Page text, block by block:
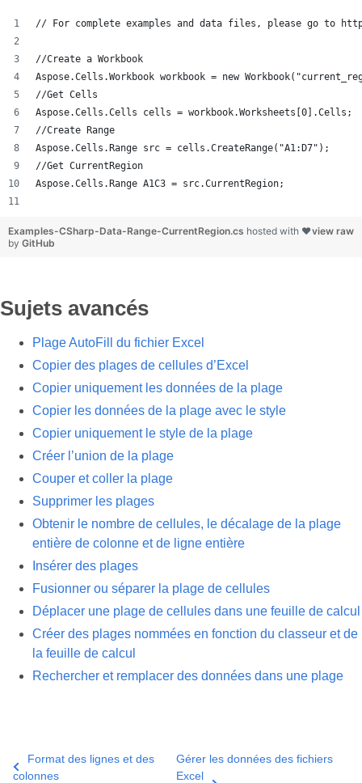
// For complete examples and data files, please go to
//Create a Workbook
Aspose.Cells.Workbook workbook = new
//Get Cells
Aspose.Cells.Cells cells = workbook.Worksheets[0].Cells;
//Create Range
Aspose.Cells.Range src = cells.CreateRange("A1:D7");
//Get CurrentRegion
Aspose.Cells.Range A1C3 = src.CurrentRegion;
view raw
Examples-CSharp-Data-Range-CurrentRegion.cs hosted with ❤
by GitHub
Sujets avancés
Plage AutoFill du fichier Excel
Copier des plages de cellules d’Excel
Copier uniquement les données de la plage
Copier les données de la plage avec le style
Copier uniquement le style de la plage
Créer l’union de la plage
Couper et coller la plage
Supprimer les plages
Obtenir le nombre de cellules, le décalage de la plage
entière de colonne et de ligne entière
Insérer des plages
Fusionner ou séparer la plage de cellules
Déplacer une plage de cellules dans une feuille de calcul
Créer des plages nommées en fonction du classeur et de
la feuille de calcul
Rechercher et remplacer des données dans une plage
Format des lignes et des
colonnes
Gérer les données des fichiers
Excel